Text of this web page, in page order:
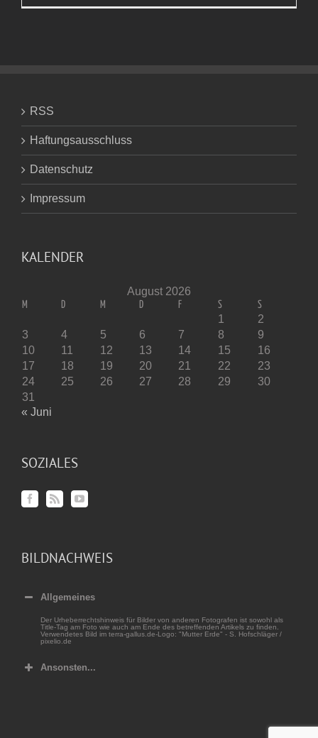
RSS
Haftungsausschluss
Datenschutz
Impressum
KALENDER
August 2026
M D M D F S S
1
2
3
4 5 6 7 8
9
10
11 12 13 14 15
16
17
18 19 20 21 22
23
24
25 26 27 28 29
30
31
« Juni
SOZIALES
BILDNACHWEIS
Allgemeines
Der Urheberrechtshinweis für Bilder von anderen Fotografen ist sowohl als
Title-Tag am Foto wie auch am Ende des betreffenden Artikels zu finden.
Verwendetes Bild im terra-gallus.de-Logo: "Mutter Erde" - S. Hofschläger /
pixelio.de
Ansonsten...